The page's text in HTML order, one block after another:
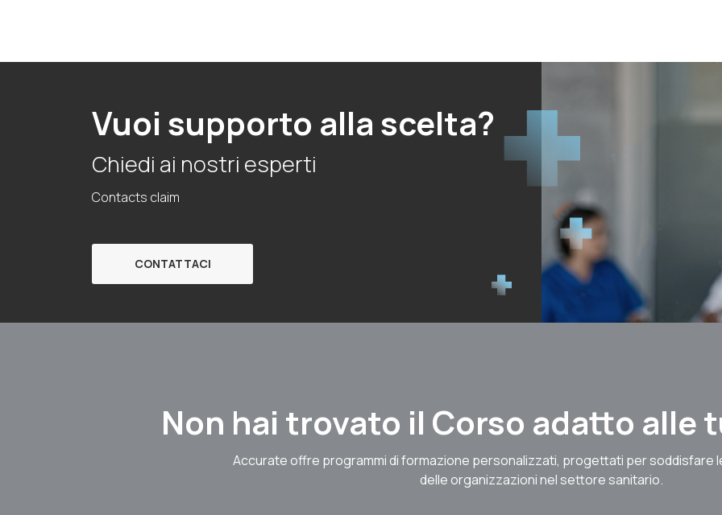
Vuoi supporto alla scelta?
Chiedi ai nostri esperti
Contacts claim
CONTATTACI
Non hai trovato il Corso adatto alle
Accurate offre programmi di formazione personalizzati, progettati per soddisfare
delle organizzazioni nel settore sanitario.